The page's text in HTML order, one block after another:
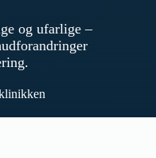
og ufarlige –